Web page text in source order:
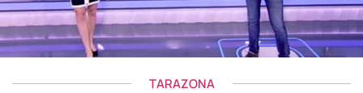
TARAZONA